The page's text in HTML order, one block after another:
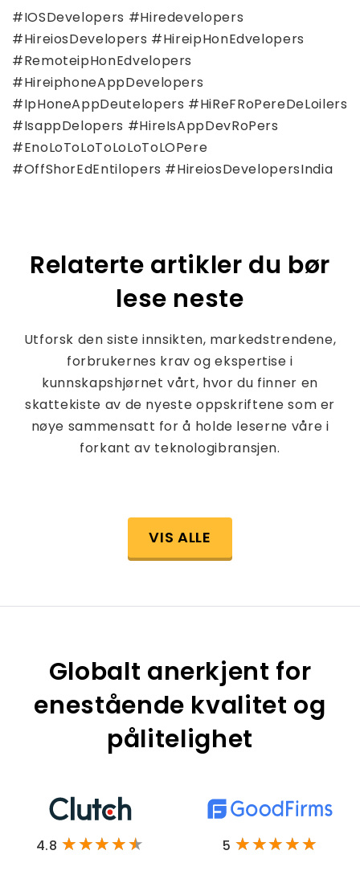
#IOSDevelopers #Hiredevelopers
#HireiosDevelopers #HireipHonEdvelopers
#RemoteipHonEdvelopers
#HireiphoneAppDevelopers
#IpHoneAppDeutelopers #HiReFRoPereDeLoilers
#IsappDelopers #HireIsAppDevRoPers
#EnoLoToLoToLoLoToLOPere
#OffShorEdEntilopers #HireiosDevelopersIndia
Relaterte artikler du bør
lese neste
Utforsk den siste innsikten, markedstrendene,
forbrukernes krav og ekspertise i
kunnskapshjørnet vårt, hvor du finner en
skattekiste av de nyeste oppskriftene som er
nøye sammensatt for å holde leserne våre i
forkant av teknologibransjen.
VIS ALLE
Globalt anerkjent for
enestående kvalitet og
pålitelighet
4.8 5